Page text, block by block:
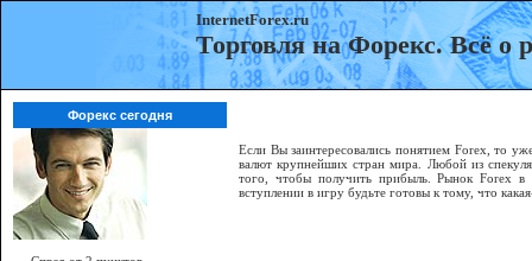
InternetForex.ru
Торговля на Форекс. Всё о
Форекс сегодня
Если Вы заинтересовались понятием Forex, то
валют крупнейших стран мира. Любой из
того, чтобы получить прибыль. Рынок Forex в
вступлении в игру будьте готовы к тому, что